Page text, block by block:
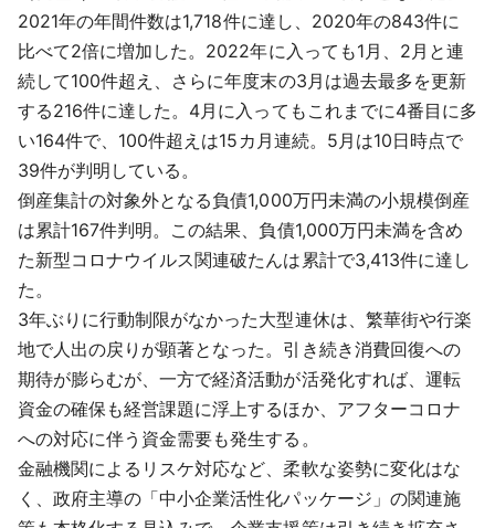
English
2021年の年間件数は1,718件に達し、2020年の843件に
比べて2倍に増加した。2022年に入っても1月、2月と連
続して100件超え、さらに年度末の3月は過去最多を更新
する216件に達した。4月に入ってもこれまでに4番目に多
い164件で、100件超えは15カ月連続。5月は10日時点で
39件が判明している。
倒産集計の対象外となる負債1,000万円未満の小規模倒産
は累計167件判明。この結果、負債1,000万円未満を含め
た新型コロナウイルス関連破たんは累計で3,413件に達し
た。
3年ぶりに行動制限がなかった大型連休は、繁華街や行楽
地で人出の戻りが顕著となった。引き続き消費回復への
期待が膨らむが、一方で経済活動が活発化すれば、運転
資金の確保も経営課題に浮上するほか、アフターコロナ
への対応に伴う資金需要も発生する。
金融機関によるリスケ対応など、柔軟な姿勢に変化はな
く、政府主導の「中小企業活性化パッケージ」の関連施